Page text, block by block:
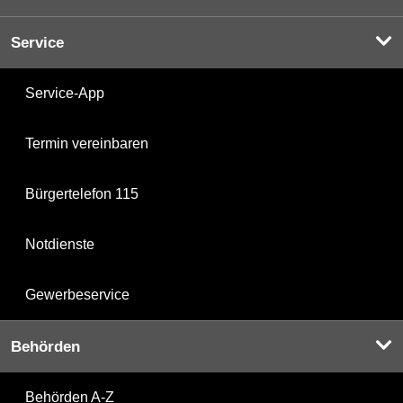
Service
Service-App
Termin vereinbaren
Bürgertelefon 115
Notdienste
Gewerbeservice
Behörden
Behörden A-Z